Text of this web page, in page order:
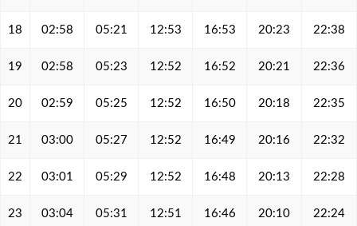
18 02:58 05:21 12:53 16:53 20:23 22:38
19 02:58 05:23 12:52 16:52 20:21 22:36
20 02:59 05:25 12:52 16:50 20:18 22:35
21 03:00 05:27 12:52 16:49 20:16 22:32
22 03:01 05:29 12:52 16:48 20:13 22:28
23 03:04 05:31 12:51 16:46 20:10 22:24